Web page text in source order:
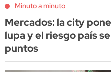
Minuto a minuto
Mercados: la city
lupa y el riesgo país
puntos